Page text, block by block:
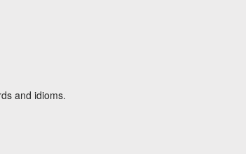
and idioms.